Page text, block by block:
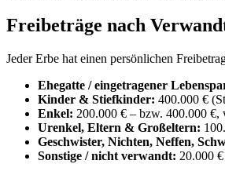
Freibeträge nach
Jeder Erbe hat einen persönlichen
Ehegatte / eingetragener
Kinder & Stiefkinder: 400.000 €
Enkel: 200.000 € – bzw. 400.000 €,
Urenkel, Eltern & Großeltern:
Geschwister, Nichten, Neffen,
Sonstige / nicht verwandt: 20.000